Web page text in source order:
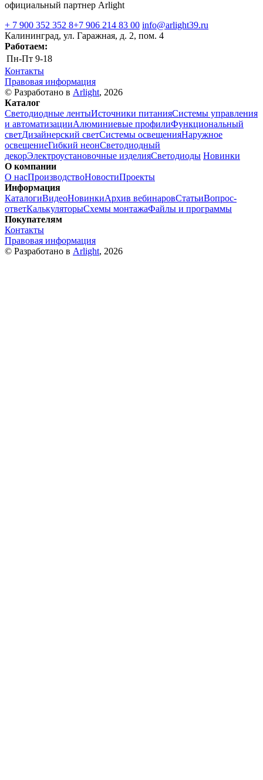
официальный партнер Arlight
+ 7 900 352 352 8+7 906 214 83 00 info@arlight39.ru
Калининград, ул. Гаражная, д. 2, пом. 4
Работаем:
Пн-Пт 9-18
Контакты
Правовая информация
© Разработано в Arlight, 2026
Каталог
Светодиодные лентыИсточники питанияСистемы управления
и автоматизацииАлюминиевые профилиФункциональный
светДизайнерский светСистемы освещенияНаружное
освещениеГибкий неонСветодиодный
декорЭлектроустановочные изделияСветодиоды Новинки
О компании
О насПроизводствоНовостиПроекты
Информация
КаталогиВидеоНовинкиАрхив вебинаровСтатьиВопрос-
ответКалькуляторыСхемы монтажаФайлы и программы
Покупателям
Контакты
Правовая информация
© Разработано в Arlight, 2026